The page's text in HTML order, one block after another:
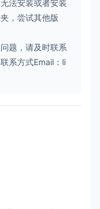
法安装或者安装
，尝试其他版
题，请及时联系
系方式Email：li